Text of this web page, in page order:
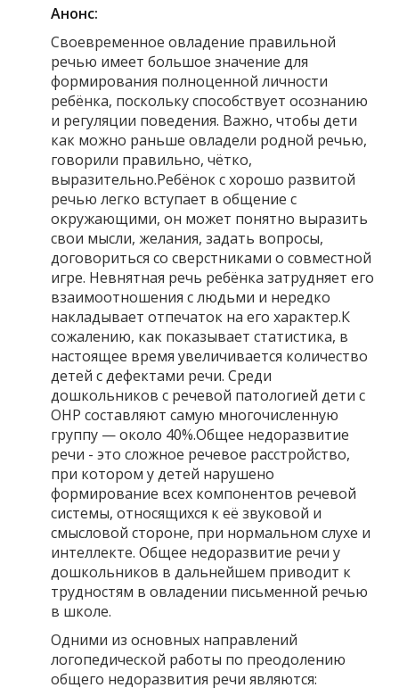
Анонс:
Своевременное овладение правильной
речью имеет большое значение для
формирования полноценной личности
ребёнка, поскольку способствует осознанию
и регуляции поведения. Важно, чтобы дети
как можно раньше овладели родной речью,
говорили правильно, чётко,
выразительно.Ребёнок с хорошо развитой
речью легко вступает в общение с
окружающими, он может понятно выразить
свои мысли, желания, задать вопросы,
договориться со сверстниками о совместной
игре. Невнятная речь ребёнка затрудняет его
взаимоотношения с людьми и нередко
накладывает отпечаток на его характер.К
сожалению, как показывает статистика, в
настоящее время увеличивается количество
детей с дефектами речи. Среди
дошкольников с речевой патологией дети с
ОНР составляют самую многочисленную
группу — около 40%.Общее недоразвитие
речи - это сложное речевое расстройство,
при котором у детей нарушено
формирование всех компонентов речевой
системы, относящихся к её звуковой и
смысловой стороне, при нормальном слухе и
интеллекте. Общее недоразвитие речи у
дошкольников в дальнейшем приводит к
трудностям в овладении письменной речью
в школе.
Одними из основных направлений
логопедической работы по преодолению
общего недоразвития речи являются: